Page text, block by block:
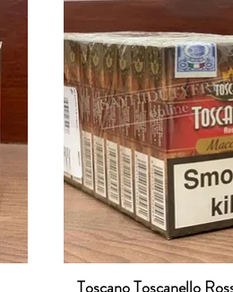
ดูข้อมูลด่วน